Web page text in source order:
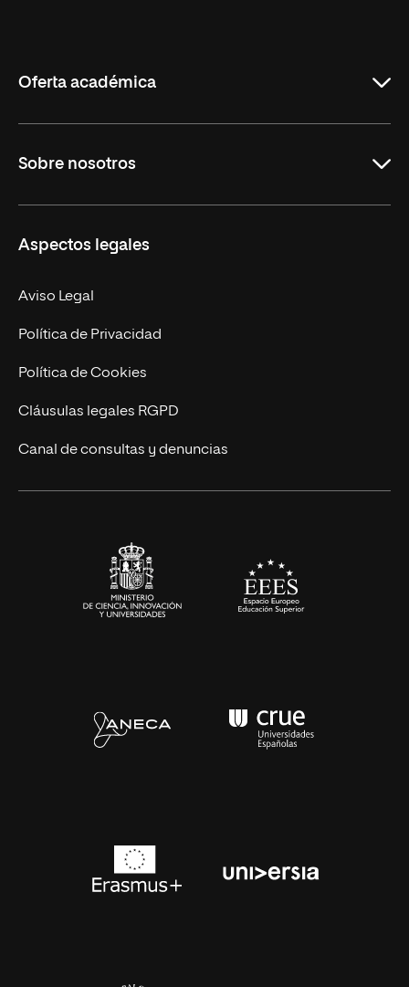
Oferta académica
Másteres Oficiales
Másteres Propios
Doctorados
Experto Universitario
Postgrados
Cursos Universitarios
Sobre nosotros
Facultades
Nuestro Equipo
Trabaja en UNIR
Actualidad
UNIR Revista
Eventos
Aspectos legales
Aviso Legal
Política de Privacidad
Política de Cookies
Cláusulas legales RGPD
Canal de consultas y denuncias